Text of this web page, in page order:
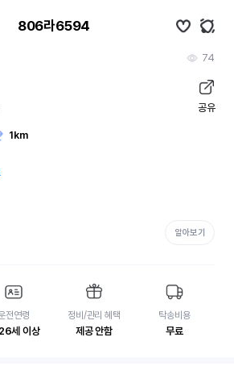
806라6594
74
공유
1km
알아보기
전연령
세 이상
정비/관리 혜택
제공 안함
탁송비용
무료